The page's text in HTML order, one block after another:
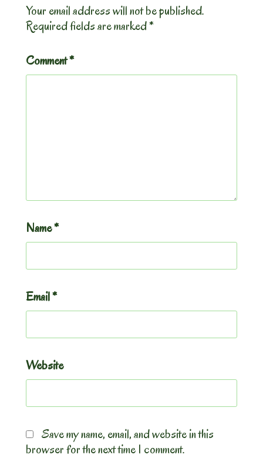
Your email address will not be published.
Required fields are marked*
Comment*
Name*
Email*
Website
Save my name, email, and website in this
browser for the next time I comment.